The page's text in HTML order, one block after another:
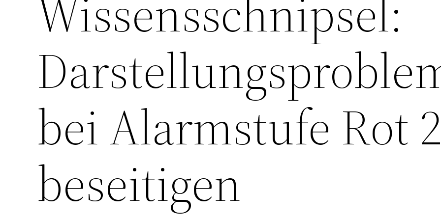
Wissensschnipsel:
bei Alarmstufe Rot
beseitigen